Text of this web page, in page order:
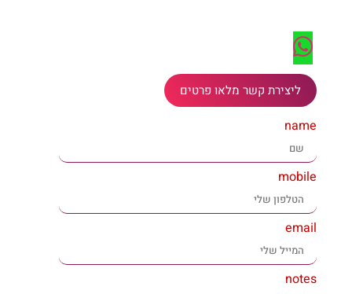
ליצירת קשר מלאו פרטים
name
mobile
email
notes